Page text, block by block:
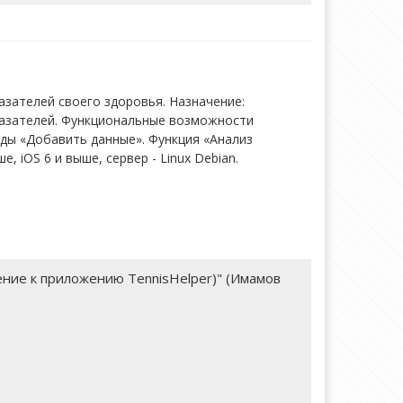
своего здоровья. Назначение:
Функциональные возможности
«Добавить данные». Функция «Анализ
iOS 6 и выше, сервер - Linux Debian.
к приложению TennisHelper)" (Имамов